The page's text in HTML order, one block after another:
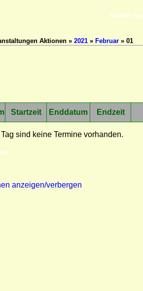
Aktueller Tag
Aktionen » 2021 » Februar » 01
Startzeit Enddatum Endzeit
sind keine Termine vorhanden.
anzeigen/verbergen